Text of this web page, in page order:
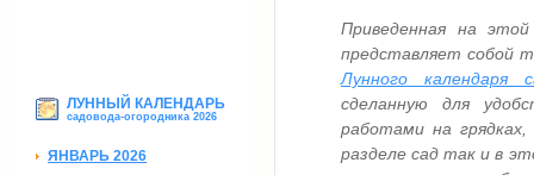
ЛУННЫЙ КАЛЕНДАРЬ
садовода-огородника 2026
ЯНВАРЬ 2026
Приведенная на
представляет собой
Лунного календаря
сделанную для
работами на
разделе сад так и в